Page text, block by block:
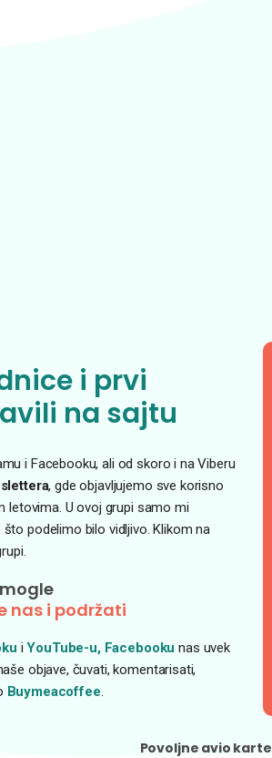
i prvi
na sajtu
i Facebooku, ali od skoro i na Viberu
, gde objavljujemo sve korisno
U ovoj grupi samo mi
podelimo bilo vidljivo. Klikom na
nas i podržati
iYouTube-u, Facebookunas uvek
objave, čuvati, komentarisati,
Buymeacoffee.
Povoljne avio karte